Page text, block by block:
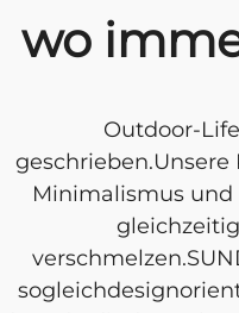
wo
Outdoor-
geschrieben.Unsere
Minimalismus